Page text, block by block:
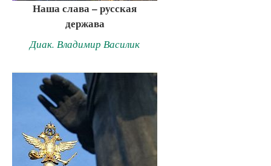
Наша слава – русская
держава
Диак. Владимир Василик